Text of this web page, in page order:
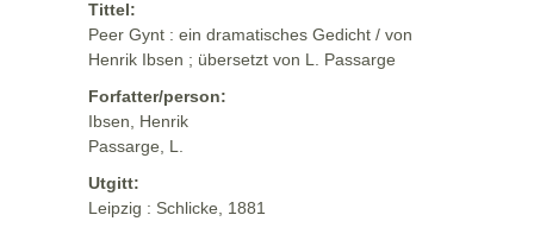
Tittel:
Peer Gynt : ein dramatisches Gedicht / von
Henrik Ibsen ; übersetzt von L. Passarge
Forfatter/person:
Ibsen, Henrik
Passarge, L.
Utgitt:
Leipzig : Schlicke, 1881